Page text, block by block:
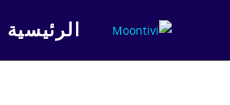
الرئيسية